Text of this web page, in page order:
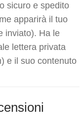
sicuro e spedito
apparirà il tuo
inviato). Ha le
lettera privata
e il suo contenuto